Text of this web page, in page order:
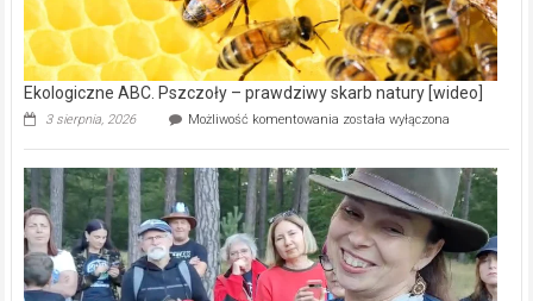
oczyszczalni
ścieków
[wideo]
Ekologiczne ABC. Pszczoły – prawdziwy skarb natury [wideo]
3 sierpnia, 2026 Możliwość komentowania Ekologiczne
–
prawdziwy
skarb
natury
[wideo]
została wyłączona